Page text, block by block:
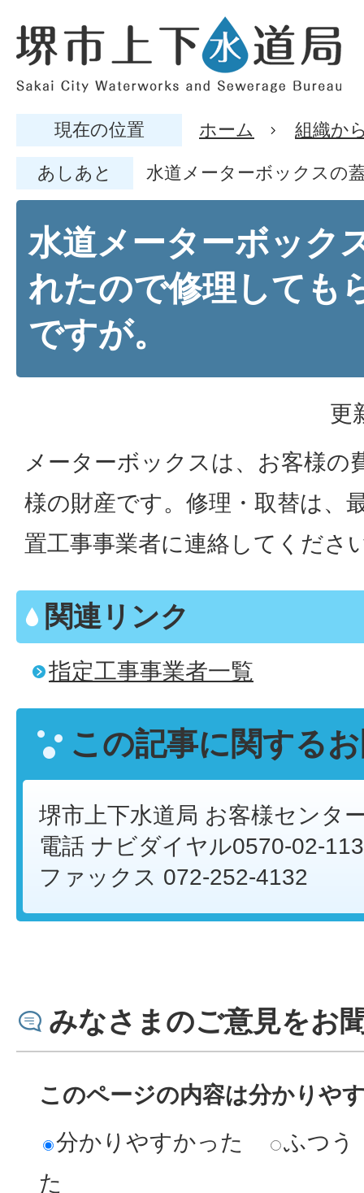
現在の位置 ホーム 組織か
あしあと 水道メーターボックスの
水道メーターボック
れたので修理しても
ですが。
更
メーターボックスは、お客様の
様の財産です。修理・取替は、
置工事事業者に連絡してくださ
関連リンク
指定工事事業者一覧
この記事に関する
堺市上下水道局 お客様センタ
電話 ナビダイヤル0570-02-
ファックス 072-252-4132
みなさまのご意見をお
このページの内容は分かりや
分かりやすかった
ふつう
た